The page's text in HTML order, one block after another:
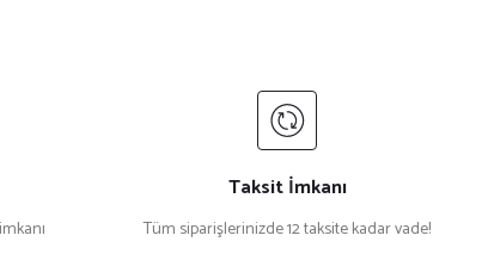
Taksit İmkanı
Tüm siparişlerinizde 12 taksite kadar vade!